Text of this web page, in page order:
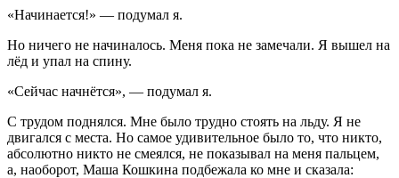
«Начинается!» — подумал я.
Но ничего не начиналось. Меня пока не замечали. Я вышел на
лёд и упал на спину.
«Сейчас начнётся», — подумал я.
С трудом поднялся. Мне было трудно стоять на льду. Я не
двигался с места. Но самое удивительное было то, что никто,
абсолютно никто не смеялся, не показывал на меня пальцем,
а, наоборот, Маша Кошкина подбежала ко мне и сказала: